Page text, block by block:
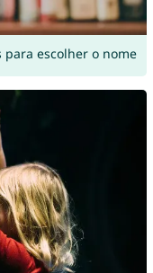
para escolher o nome